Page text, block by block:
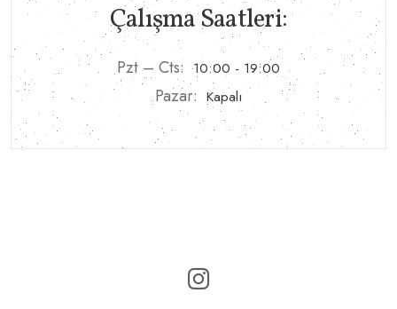
Çalışma Saatleri:
Pzt – Cts: 10:00 - 19:00
Pazar: Kapalı